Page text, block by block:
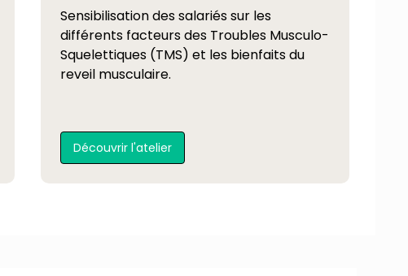
Sensibilisation des salariés sur les
différents facteurs des Troubles Musculo-
Squelettiques (TMS) et les bienfaits du
reveil musculaire.
Découvrir l'atelier